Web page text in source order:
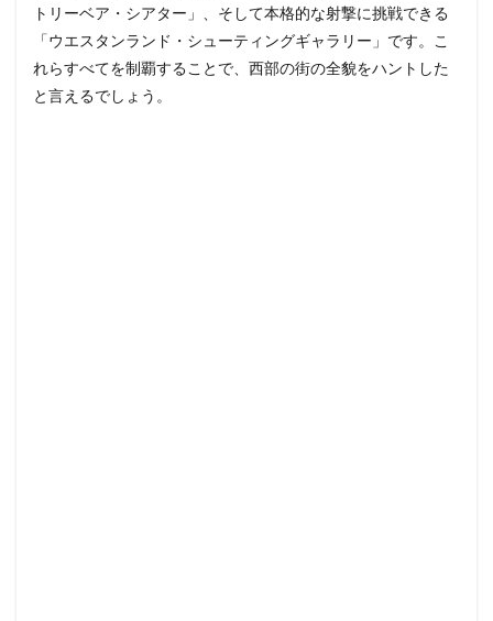
トリーベア・シアター」、そして本格的な射撃に挑戦できる
「ウエスタンランド・シューティングギャラリー」です。こ
れらすべてを制覇することで、西部の街の全貌をハントした
と言えるでしょう。